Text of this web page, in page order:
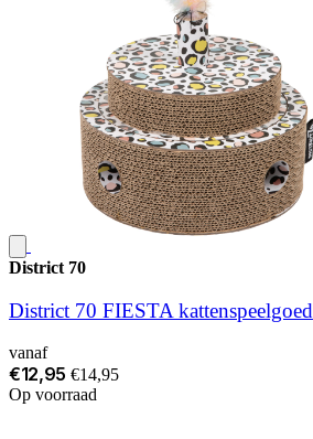
District 70
District 70 FIESTA kattenspeelgoed
vanaf
€12,95 €14,95
Op voorraad